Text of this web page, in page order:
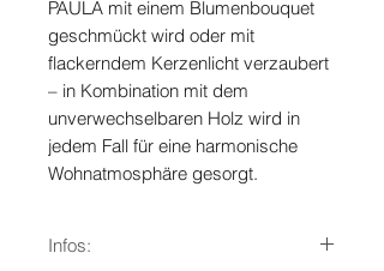
PAULA mit einem Blumenbouquet
geschmückt wird oder mit
flackerndem Kerzenlicht verzaubert
– in Kombination mit dem
unverwechselbaren Holz wird in
jedem Fall für eine harmonische
Wohnatmosphäre gesorgt.
Infos: